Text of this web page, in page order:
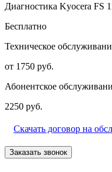
Диагностика Kyocera FS
Бесплатно
Техническое
от 1750 руб.
Абонентское
2250 руб.
Скачать договор на
Заказать звонок